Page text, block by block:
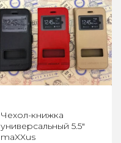
Чехол-книжка
универсальный 5.5"
maXXus